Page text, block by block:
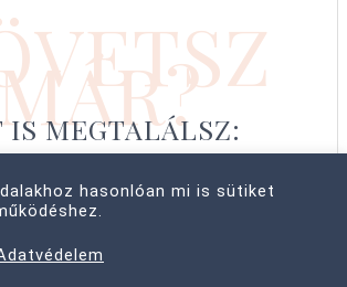
IS MEGTALÁLSZ:
CABBIT SUPREME LTD, FARKAS LÍVIA
MINDEN JOG FENNTARTVA! ·
hasonlóan mi is sütiket